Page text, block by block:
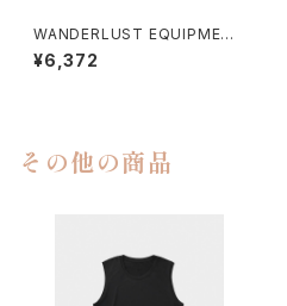
WANDERLUST EQUIPMENT
/ KAMPALA PACK（CAMO×
WHITE）
¥6,372
その他の商品